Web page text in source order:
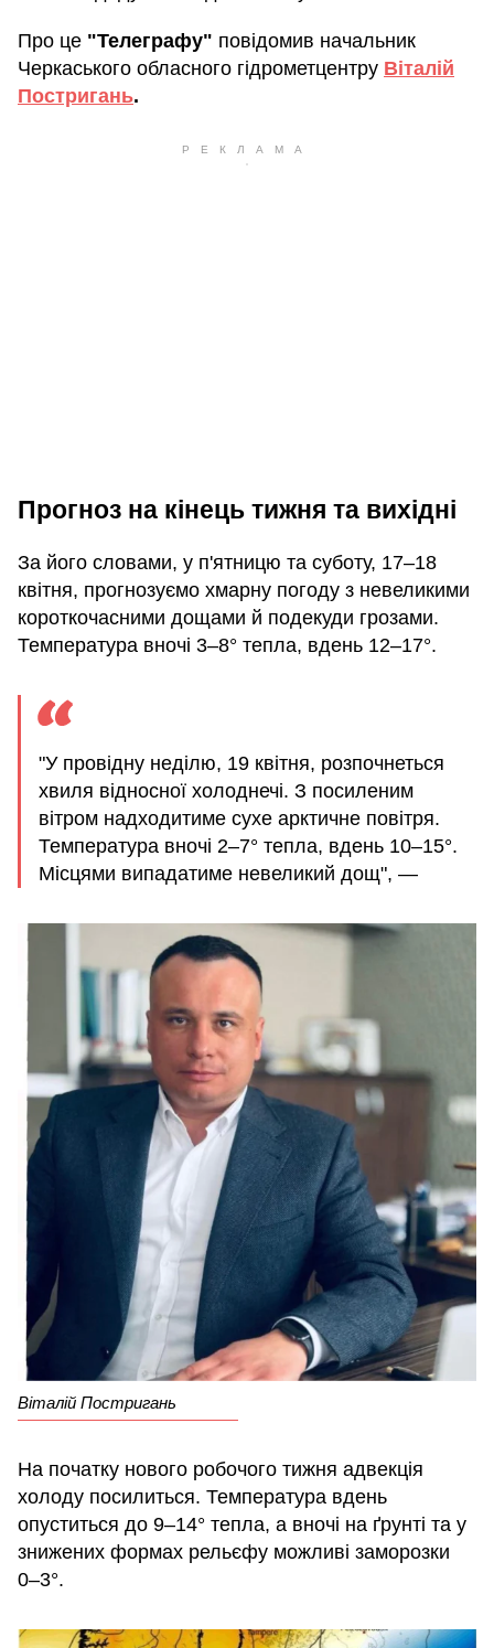
Про це "Телеграфу" повідомив начальник
Черкаського обласного гідрометцентру Віталій
Постригань.
Прогноз на кінець тижня та вихідні
За його словами, у п'ятницю та суботу, 17–18
квітня, прогнозуємо хмарну погоду з невеликими
короткочасними дощами й подекуди грозами.
Температура вночі 3–8° тепла, вдень 12–17°.
"У провідну неділю, 19 квітня, розпочнеться
хвиля відносної холоднечі. З посиленим
вітром надходитиме сухе арктичне повітря.
Температура вночі 2–7° тепла, вдень 10–15°.
Місцями випадатиме невеликий дощ", —
Віталій Постригань
На початку нового робочого тижня адвекція
холоду посилиться. Температура вдень
опуститься до 9–14° тепла, а вночі на ґрунті та у
знижених формах рельєфу можливі заморозки
0–3°.